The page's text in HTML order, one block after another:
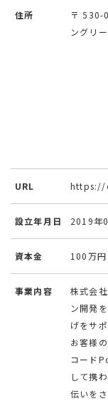
住所
〒 530-
ングリ
URL https://
設立年月日 2019年
資本金 100万円
事業内容
株式会
ン開発
げをサ
お客様
コード
して携
伝いを